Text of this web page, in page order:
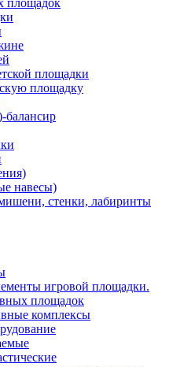
площадок
площадки
площадку
балансир
навесы)
стенки, лабиринты
игровой площадки.
площадок
комплексы